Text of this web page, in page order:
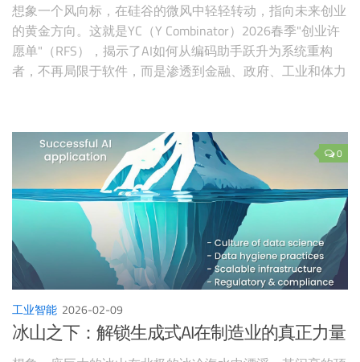
想象一个风向标，在硅谷的微风中轻轻转动，指向未来创业
的黄金方向。这就是YC（Y Combinator）2026春季"创业许
愿单"（RFS），揭示了AI如何从编码助手跃升为系统重构
者，不再局限于软件，而是渗透到金融、政府、工业和体力
角落。我们将从YC的传奇背景入手，一一解码这10大赛
道，帮助你捕捉下一个独角兽的机会。
0
工业智能 2026-02-09
冰山之下：解锁生成式AI在制造业的真正力量